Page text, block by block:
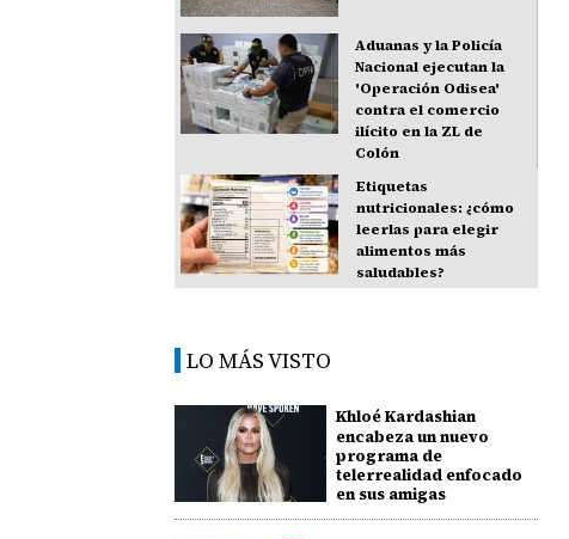
Aduanas y la Policía
Nacional ejecutan la
'Operación Odisea'
contra el comercio
ilícito en la ZL de
Colón
Etiquetas
nutricionales: ¿cómo
leerlas para elegir
alimentos más
saludables?
LO MÁS VISTO
Khloé Kardashian
encabeza un nuevo
programa de
telerrealidad enfocado
en sus amigas